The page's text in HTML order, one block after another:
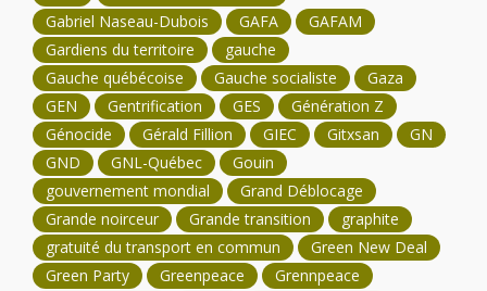
Gabriel Naseau-Dubois
GAFA
GAFAM
Gardiens du territoire
gauche
Gauche québécoise
Gauche socialiste
Gaza
GEN
Gentrification GES
Génération Z
Génocide
Gérald Fillion GIEC Gitxsan
GN
GND
GNL-Québec
Gouin
gouvernement mondial
Grand Déblocage
Grande noirceur
Grande transition
graphite
gratuité du transport en commun
Green New Deal
Green Party
Greenpeace
Grennpeace